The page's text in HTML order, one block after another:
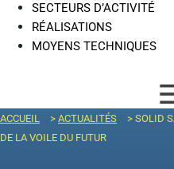
SECTEURS D’ACTIVITÉ
RÉALISATIONS
MOYENS TECHNIQUES
ACCUEIL > ACTUALITÉS > SOLID
DE LA VOILE DU FUTUR